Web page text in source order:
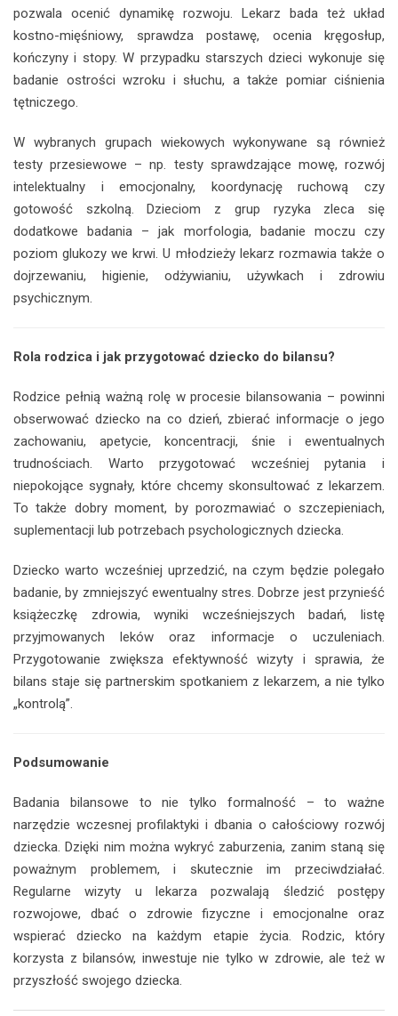
pozwala ocenić dynamikę rozwoju. Lekarz bada też układ
kostno-mięśniowy, sprawdza postawę, ocenia kręgosłup,
kończyny i stopy. W przypadku starszych dzieci wykonuje się
badanie ostrości wzroku i słuchu, a także pomiar ciśnienia
tętniczego.
W wybranych grupach wiekowych wykonywane są również
testy przesiewowe – np. testy sprawdzające mowę, rozwój
intelektualny i emocjonalny, koordynację ruchową czy
gotowość szkolną. Dzieciom z grup ryzyka zleca się
dodatkowe badania – jak morfologia, badanie moczu czy
poziom glukozy we krwi. U młodzieży lekarz rozmawia także o
dojrzewaniu, higienie, odżywianiu, używkach i zdrowiu
psychicznym.
Rola rodzica i jak przygotować dziecko do bilansu?
Rodzice pełnią ważną rolę w procesie bilansowania – powinni
obserwować dziecko na co dzień, zbierać informacje o jego
zachowaniu, apetycie, koncentracji, śnie i ewentualnych
trudnościach. Warto przygotować wcześniej pytania i
niepokojące sygnały, które chcemy skonsultować z lekarzem.
To także dobry moment, by porozmawiać o szczepieniach,
suplementacji lub potrzebach psychologicznych dziecka.
Dziecko warto wcześniej uprzedzić, na czym będzie polegało
badanie, by zmniejszyć ewentualny stres. Dobrze jest przynieść
książeczkę zdrowia, wyniki wcześniejszych badań, listę
przyjmowanych leków oraz informacje o uczuleniach.
Przygotowanie zwiększa efektywność wizyty i sprawia, że
bilans staje się partnerskim spotkaniem z lekarzem, a nie tylko
„kontrolą”.
Podsumowanie
Badania bilansowe to nie tylko formalność – to ważne
narzędzie wczesnej profilaktyki i dbania o całościowy rozwój
dziecka. Dzięki nim można wykryć zaburzenia, zanim staną się
poważnym problemem, i skutecznie im przeciwdziałać.
Regularne wizyty u lekarza pozwalają śledzić postępy
rozwojowe, dbać o zdrowie fizyczne i emocjonalne oraz
wspierać dziecko na każdym etapie życia. Rodzic, który
korzysta z bilansów, inwestuje nie tylko w zdrowie, ale też w
przyszłość swojego dziecka.